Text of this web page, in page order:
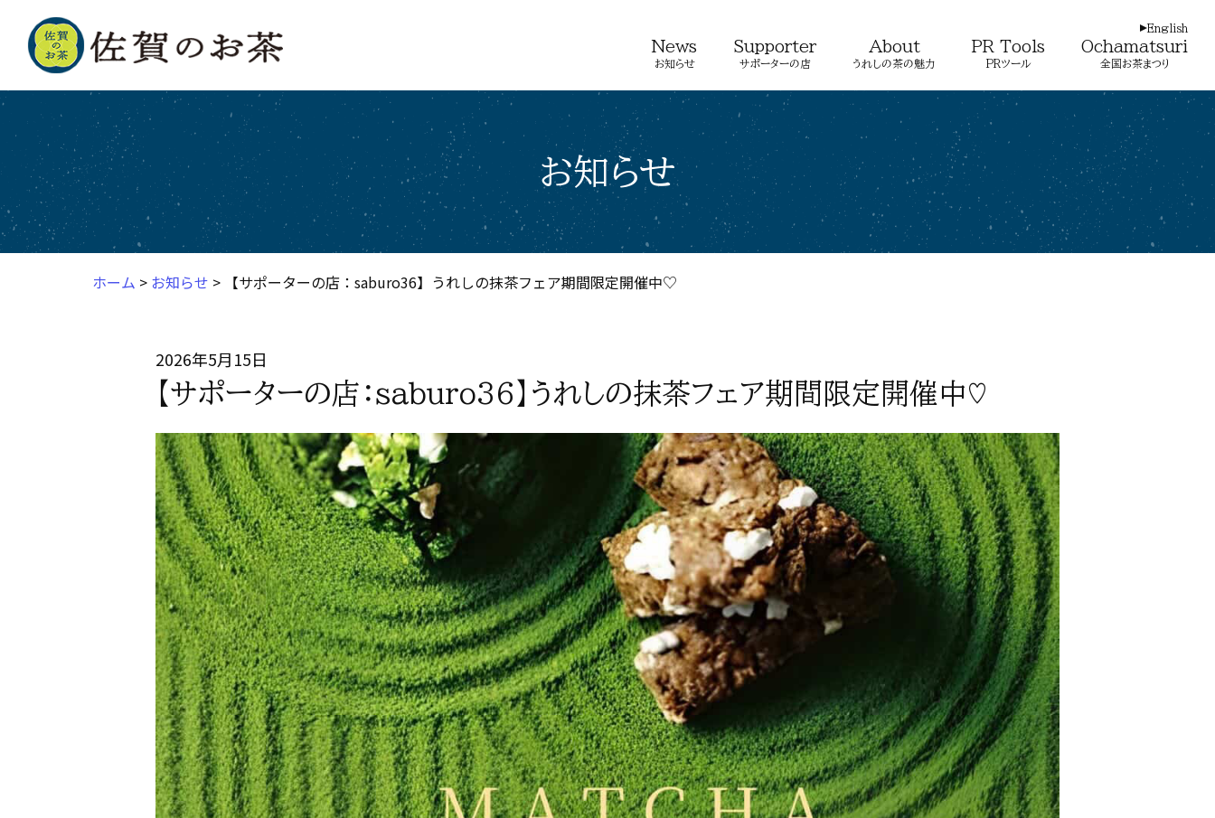
お知らせ サポーターの店 うれしの茶の魅力 PRツール 全国お茶まつり
English
お知らせ
ホーム > お知らせ > 【サポーターの店：saburo36】うれしの抹茶フェア期間限定開催中♡
2026年5月15日
【サポーターの店：saburo36】うれしの抹茶フェア期間限定開催中♡